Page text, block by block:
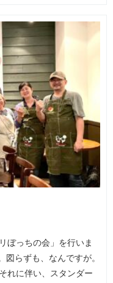
ぼっちの会」を行いま
らずも、なんですが。
れに伴い、スタンダー